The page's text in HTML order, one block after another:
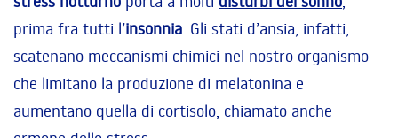
prima fra tutti l’insonnia. Gli stati d’ansia, infatti,
scatenano meccanismi chimici nel nostro organismo
che limitano la produzione di melatonina e
aumentano quella di cortisolo, chiamato anche